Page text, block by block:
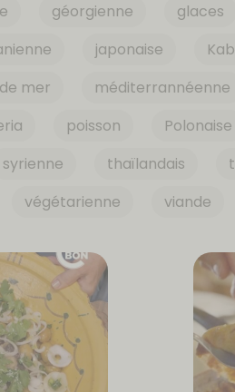
géorgienne glaces
japonaise
mer méditerrannéenne
poisson Polonaise
syrienne thaïlandais
végétarienne viande